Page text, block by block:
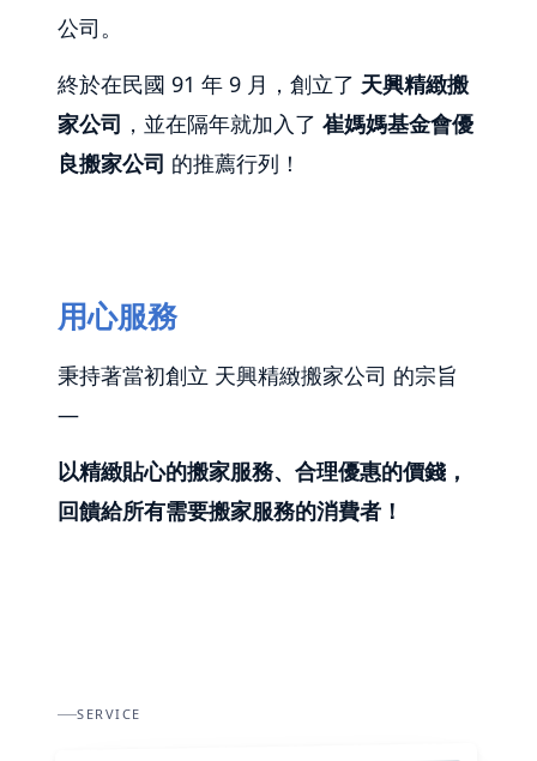
公司。
終於在民國 91 年 9 月，創立了 天興精緻搬
家公司 ，並在隔年就加入了 崔媽媽基金會優
良搬家公司 的推薦行列！
用心服務
秉持著當初創立 天興精緻搬家公司 的宗旨
—
以精緻貼心的搬家服務、合理優惠的價錢，
回饋給所有需要搬家服務的消費者！
SERVICE